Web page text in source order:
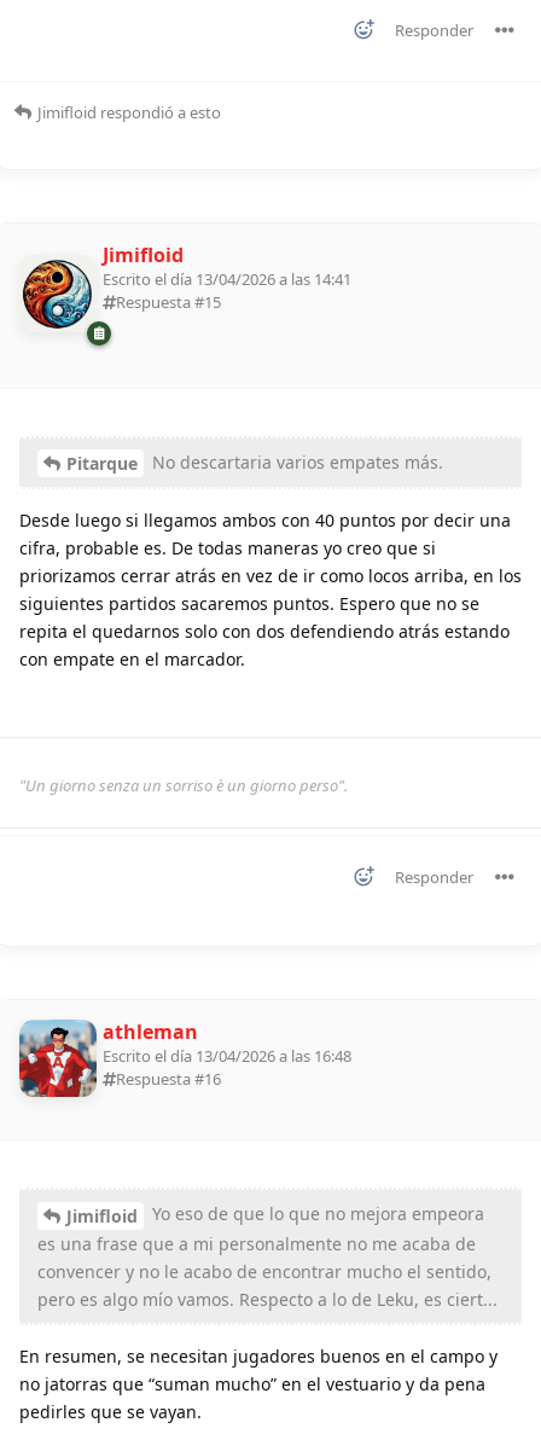
Responder
Jimifloid respondió a esto
Jimifloid
Escrito el día 13/04/2026 a las 14:41
Respuesta #15
Pitarque No descartaria varios empates más.
Desde luego si llegamos ambos con 40 puntos por decir una
cifra, probable es. De todas maneras yo creo que si
priorizamos cerrar atrás en vez de ir como locos arriba, en los
siguientes partidos sacaremos puntos. Espero que no se
repita el quedarnos solo con dos defendiendo atrás estando
con empate en el marcador.
"Un giorno senza un sorriso è un giorno perso".
Responder
athleman
Escrito el día 13/04/2026 a las 16:48
Respuesta #16
Jimifloid
Yo eso de que lo que no mejora empeora
es una frase que a mi personalmente no me acaba de
convencer y no le acabo de encontrar mucho el sentido,
pero es algo mío vamos. Respecto a lo de Leku, es ciert...
En resumen, se necesitan jugadores buenos en el campo y
no jatorras que “suman mucho” en el vestuario y da pena
pedirles que se vayan.